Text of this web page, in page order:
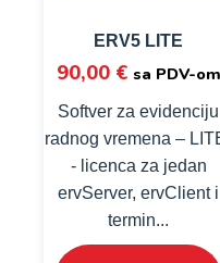
ERV5 LITE
90,00 € sa PDV-om
Softver za evidenciju
radnog vremena –
- licenca za jedan
ervServer, ervClient i
termin...